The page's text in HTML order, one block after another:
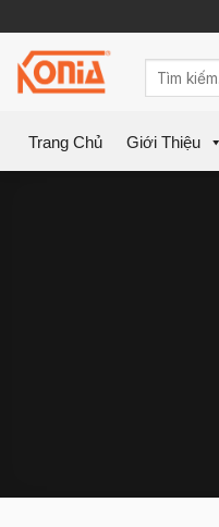
content
Trang Chủ Giới Thiệu